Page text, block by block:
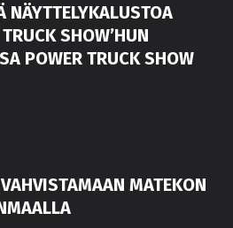
NÄYTTELYKALUSTOA
SHOW’HUN
POWER TRUCK SHOW
MATEKON